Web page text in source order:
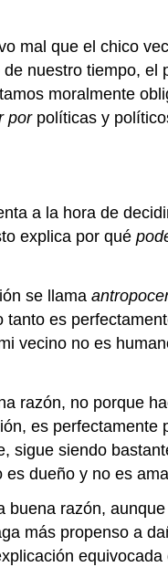
mal que el chico
nuestro tiempo, el
moralmente
porpolíticas y
a la hora de
explica por qué
se llama
es
vecino no es
razón, no porque
es perfectamente
sigue siendo
dueño y no es
razón,
más propenso a